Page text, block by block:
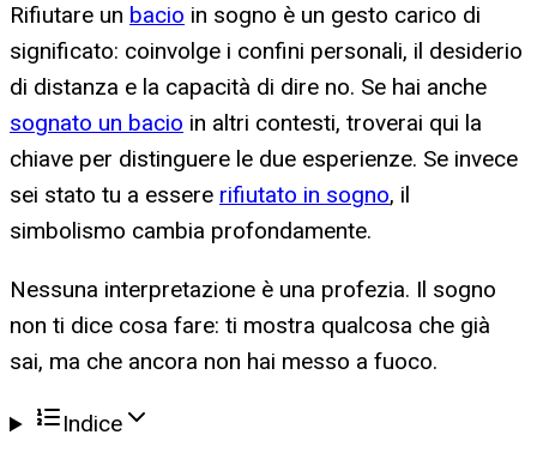
Rifiutare un bacio in sogno è un gesto carico di
significato: coinvolge i confini personali, il desiderio
di distanza e la capacità di dire no. Se hai anche
sognato un bacio in altri contesti, troverai qui la
chiave per distinguere le due esperienze. Se invece
sei stato tu a essere rifiutato in sogno, il
simbolismo cambia profondamente.
Nessuna interpretazione è una profezia. Il sogno
non ti dice cosa fare: ti mostra qualcosa che già
sai, ma che ancora non hai messo a fuoco.
Indice